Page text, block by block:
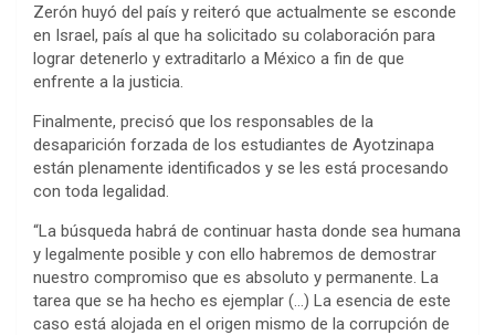
Zerón huyó del país y reiteró que actualmente se esconde
en Israel, país al que ha solicitado su colaboración para
lograr detenerlo y extraditarlo a México a fin de que
enfrente a la justicia.
Finalmente, precisó que los responsables de la
desaparición forzada de los estudiantes de Ayotzinapa
están plenamente identificados y se les está procesando
con toda legalidad.
“La búsqueda habrá de continuar hasta donde sea humana
y legalmente posible y con ello habremos de demostrar
nuestro compromiso que es absoluto y permanente. La
tarea que se ha hecho es ejemplar (…) La esencia de este
caso está alojada en el origen mismo de la corrupción de